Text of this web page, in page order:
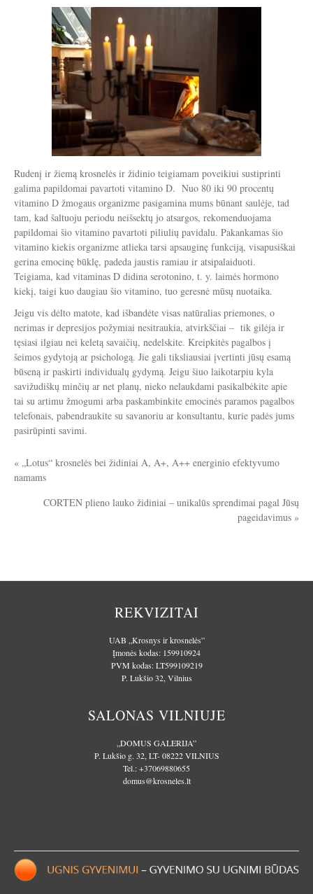
Rudenį ir žiemą krosnelės ir židinio teigiamam poveikiui sustiprinti
galima papildomai pavartoti vitamino D. Nuo 80 iki 90 procentų
vitamino D žmogaus organizme pasigamina mums būnant saulėje, tad
tam, kad šaltuoju periodu neišsektų jo atsargos, rekomenduojama
papildomai šio vitamino pavartoti piliulių pavidalu. Pakankamas šio
vitamino kiekis organizme atlieka tarsi apsauginę funkciją, visapusiškai
gerina emocinę būklę, padeda jaustis ramiau ir atsipalaiduoti.
Teigiama, kad vitaminas D didina serotonino, t. y. laimės hormono
kiekį, taigi kuo daugiau šio vitamino, tuo geresnė mūsų nuotaika.
Jeigu vis dėlto matote, kad išbandėte visas natūralias priemones, o
nerimas ir depresijos požymiai nesitraukia, atvirkščiai – tik gilėja ir
tęsiasi ilgiau nei keletą savaičių, nedelskite. Kreipkitės pagalbos į
šeimos gydytoją ar psichologą. Jie gali tiksliausiai įvertinti jūsų esamą
būseną ir paskirti individualų gydymą. Jeigu šiuo laikotarpiu kyla
savižudiškų minčių ar net planų, nieko nelaukdami pasikalbėkite apie
tai su artimu žmogumi arba paskambinkite emocinės paramos pagalbos
telefonais, pabendraukite su savanoriu ar konsultantu, kurie padės jums
pasirūpinti savimi.
« „Lotus“ krosnelės bei židiniai A, A+, A++ energinio efektyvumo
namams
CORTEN plieno lauko židiniai – unikalūs sprendimai pagal Jūsų
pageidavimus »
REKVIZITAI
UAB „Krosnys ir krosnelės”
Įmonės kodas: 159910924
PVM kodas: LT599109219
P. Lukšio 32, Vilnius
SALONAS VILNIUJE
„DOMUS GALERIJA”
P. Lukšio g. 32, LT- 08222 VILNIUS
Tel.:+37069880655
domus@krosneles.lt